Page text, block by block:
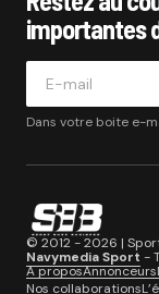
importantes
Dans votre boite e-
© 2012 - 2026 |
Navymedia Sport -
A proposAnnonceurs
Nos collaborations